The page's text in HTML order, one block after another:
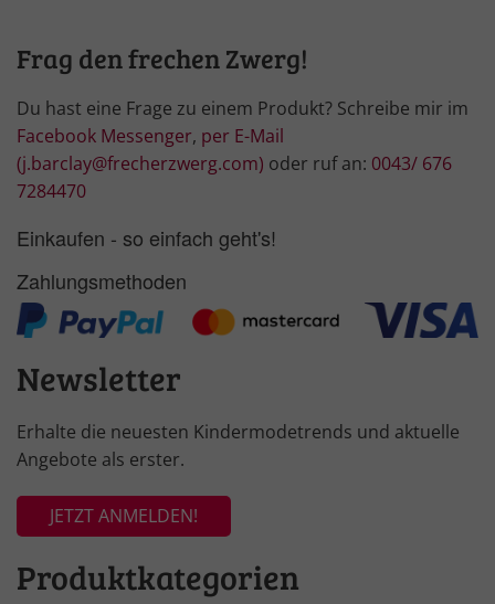
Frag den frechen Zwerg!
Du hast eine Frage zu einem Produkt? Schreibe mir im
Facebook Messenger, per E-Mail
(j.barclay@frecherzwerg.com) oder ruf an: 0043/ 676
7284470
Einkaufen - so einfach geht's!
Zahlungsmethoden
Newsletter
Erhalte die neuesten Kindermodetrends und aktuelle
Angebote als erster.
JETZT ANMELDEN!
Produktkategorien